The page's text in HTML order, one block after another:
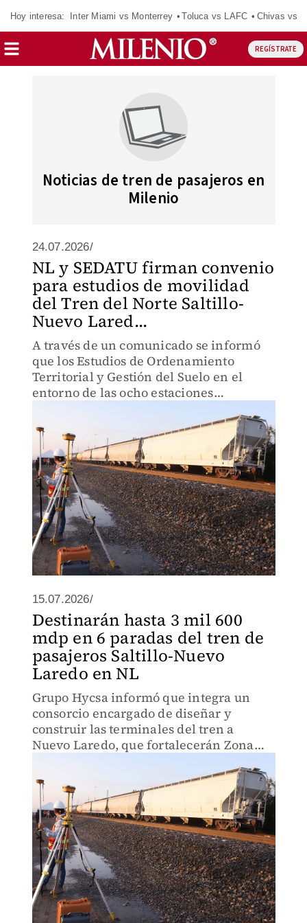
Hoy interesa: Inter Miami vs Monterrey Toluca vs LAFC Chivas vs
REGÍSTRATE
Noticias de tren de pasajeros en
Milenio
24.07.2026/
NL y SEDATU firman convenio
para estudios de movilidad
del Tren del Norte Saltillo-
Nuevo Lared...
A través de un comunicado se informó
que los Estudios de Ordenamiento
Territorial y Gestión del Suelo en el
entorno de las ocho estaciones
15.07.2026/
Destinarán hasta 3 mil 600
mdp en 6 paradas del tren de
pasajeros Saltillo-Nuevo
Laredo en NL
Grupo Hycsa informó que integra un
consorcio encargado de diseñar y
construir las terminales del tren a
Nuevo Laredo, que fortalecerán Zona